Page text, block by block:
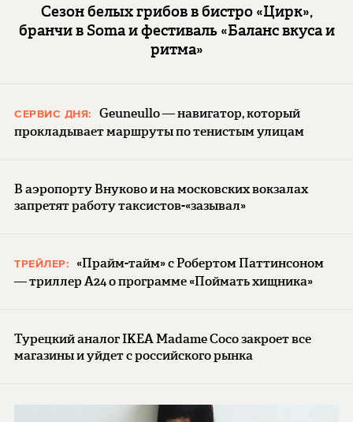
Сезон белых грибов в бистро «Цирк»,
бранчи в Soma и фестиваль «Баланс вкуса и
ритма»
СЕРВИС ДНЯ:
Geuneullo — навигатор, который
прокладывает маршруты по тенистым улицам
В аэропорту Внуково и на московских вокзалах
запретят работу таксистов-«зазывал»
ТРЕЙЛЕР:
«Прайм-тайм» с Робертом Паттинсоном
— триллер A24 о программе «Поймать хищника»
Турецкий аналог IKEA Madame Coco закроет все
магазины и уйдет с российского рынка